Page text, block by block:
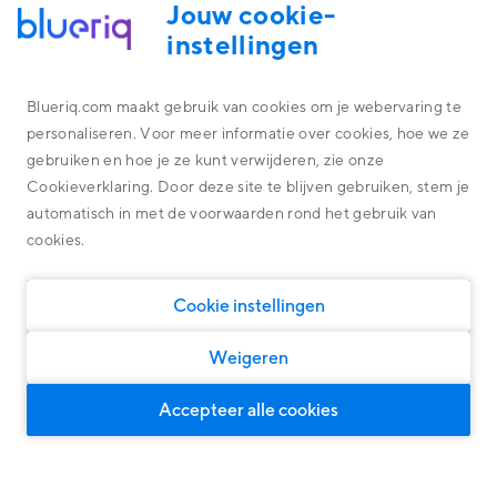
Platform
Alles omtrent de technologie achter ons platform
Blueriq Cloud
Nieuwste features
Research
Overheid
Financial Services
Software
Woningcorporaties
Algemene oplossingen
Persoonlijke klantreizen
Door middel van Dynamic Case Management
Voor intelligente en persoonlijke dialogen
Compliance
Ontdek wat onze oplossingen kunnen opleveren
Klanten Financial Services
Klanten Software
Jouw cookie-
instellingen
Blueriq.com maakt gebruik van cookies om je webervaring te
personaliseren. Voor meer informatie over cookies, hoe we ze
gebruiken en hoe je ze kunt verwijderen, zie onze
Cookieverklaring. Door deze site te blijven gebruiken, stem je
automatisch in met de voorwaarden rond het gebruik van
cookies.
Cookie instellingen
Weigeren
Accepteer alle cookies